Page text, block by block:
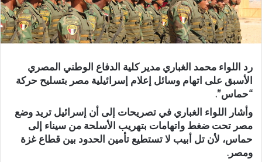
رد اللواء محمد الغباري مدير كلية الدفاع الوطني المصري
الأسبق على اتهام وسائل إعلام إسرائيلية مصر بتسليح حركة
“حماس”.
وأشار اللواء الغباري في تصريحات إلى أن إسرائيل تريد وضع
مصر تحت ضغط واتهامات بتهريب الأسلحة من سيناء إلى
حماس، لأن تل أبيب لا تستطيع تأمين الحدود بين قطاع غزة
ومصر.